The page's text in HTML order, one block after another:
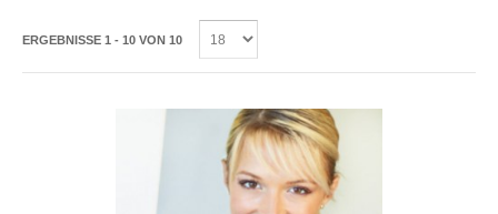
ERGEBNISSE 1 - 10 VON 10